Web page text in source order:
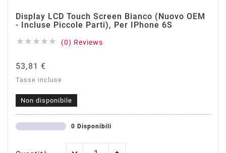
Display LCD Touch Screen Bianco (Nuovo OEM
- Incluse Piccole Parti), Per IPhone 6S
     (0) Reviews
53,81 €
Tasse incluse
Non disponibile
0 Disponibili